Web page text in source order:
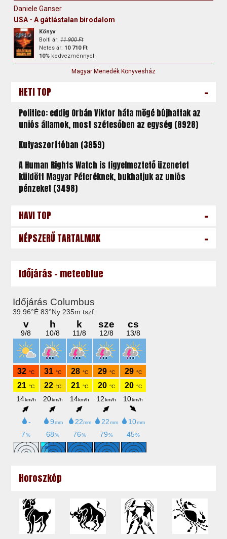
Daniele Ganser
USA - A gátlástalan birodalom
Könyv
Bolti ár:11 900 Ft
Netes ár: 10 710 Ft
10% kedvezménnyel
Magyar Menedék Könyvesház
HETI TOP -
Politico: eddig Orbán Viktor háta mögé bújhattak az
uniós államok, most szétesőben az egység (8928)
Kutyaszorítóban (3859)
A Human Rights Watch is figyelmeztető üzenetet
küldött Magyar Péteréknek, bukhatjuk az uniós
pénzeket (3498)
HAVI TOP -
NÉPSZERŰ TARTALMAK -
Időjárás - meteoblue
Horoszkóp